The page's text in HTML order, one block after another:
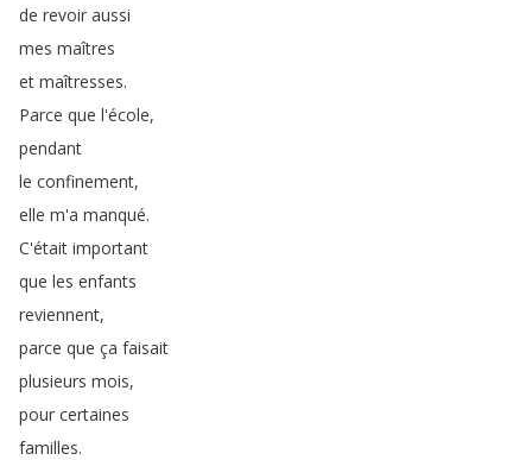
de revoir aussi
mes maîtres
et maîtresses.
Parce que l'école,
pendant
le confinement,
elle m'a manqué.
C'était important
que les enfants
reviennent,
parce que ça faisait
plusieurs mois,
pour certaines
familles.